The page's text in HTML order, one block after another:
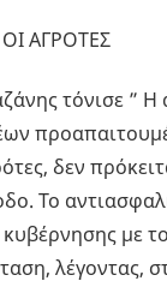
ΑΓΡΟΤΕΣ
τόνισε ” Η
δεν
Το
με
λέγοντας,